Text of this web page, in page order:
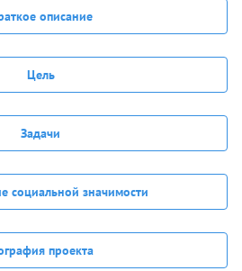
описание
Цель
Задачи
социальной значимости
проекта